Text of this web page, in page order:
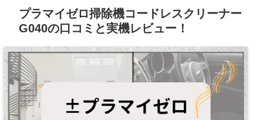
プラマイゼロ掃除機コードレスクリーナー
G040の口コミと実機レビュー！